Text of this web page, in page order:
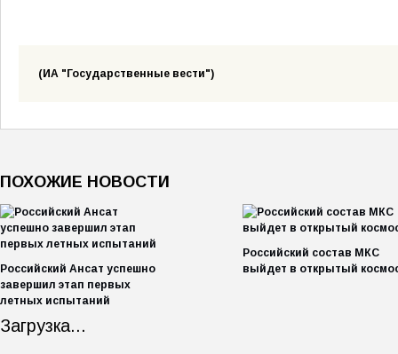
(ИА "Государственные вести")
ПОХОЖИЕ НОВОСТИ
Российский Ансат успешно
завершил этап первых
летных испытаний
Российский состав МКС
выйдет в открытый
Загрузка...